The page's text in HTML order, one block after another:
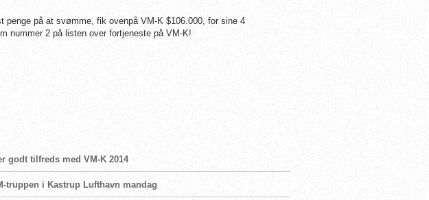
penge på at svømme, fik ovenpå VM-K $106.000, for sine 4
nummer 2 på listen over fortjeneste på VM-K!
godt tilfreds med VM-K 2014
truppen i Kastrup Lufthavn mandag